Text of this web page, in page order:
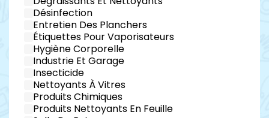
Désinfection
Entretien Des Planchers
Étiquettes Pour Vaporisateurs
Hygiène Corporelle
Industrie Et Garage
Insecticide
Nettoyants À Vitres
Produits Chimiques
Produits Nettoyants En Feuille